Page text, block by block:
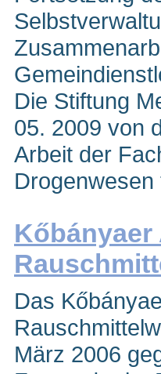
Die Stiftung
05. 2009 von
Arbeit der
Drogenwesen
Das
März 2006